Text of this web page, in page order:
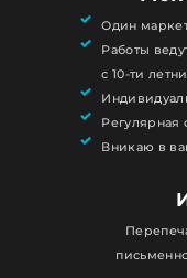
Один
Работы
с 10-ти
Регулярная
Вникаю в